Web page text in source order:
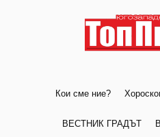
Кои сме ние?
ВЕСТНИК ГРАДЪТ